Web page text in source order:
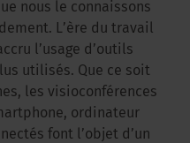
nous le connaissons
L’ère du travail
l’usage d’outils
utilisés. Que ce soit
les visioconférences
ordinateur
font l’objet d’un